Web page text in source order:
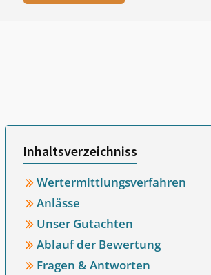
Inhaltsverzeichniss
Wertermittlungsverfahren
Anlässe
Unser Gutachten
Ablauf der Bewertung
Fragen & Antworten